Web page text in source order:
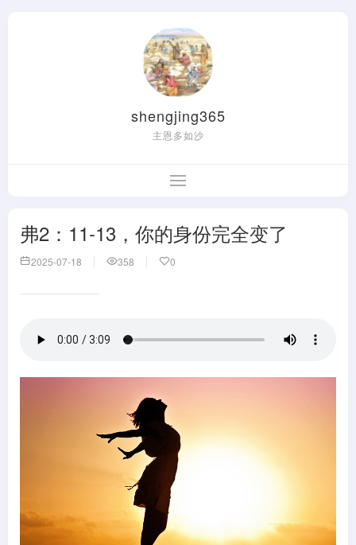
shengjing365
主恩多如沙
弗2：11-13，你的身份完全变了
2025-07-18 358 0